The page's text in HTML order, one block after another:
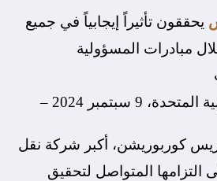
يحققون تأثيراً إيجابياً في جميع
مبادرات المسؤولية
9 سبتمبر 2024 –
كوربوريشن، أكبر شركة نقل
التزامها المتواصل لتحقيق